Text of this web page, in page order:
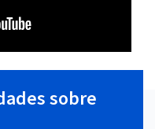
sobre